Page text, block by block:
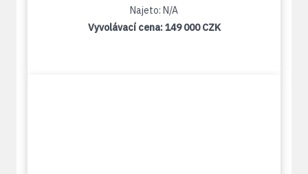
Najeto: N/A
Vyvolávací cena:149 000 CZK